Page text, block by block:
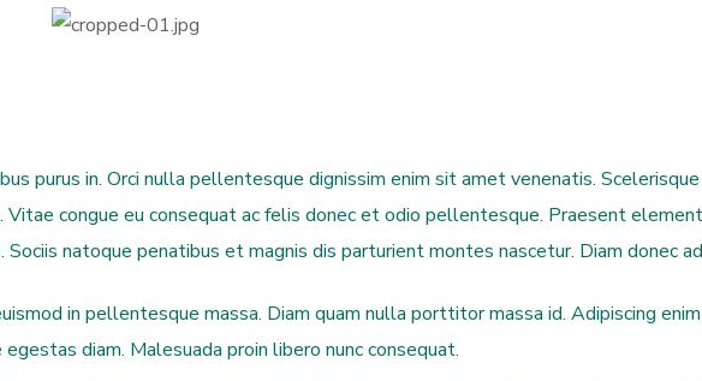
purus in. Orci nulla pellentesque dignissim enim sit amet venenatis.
congue eu consequat ac felis donec et odio pellentesque. Praesent
natoque penatibus et magnis dis parturient montes nascetur. Diam donec
in pellentesque massa. Diam quam nulla porttitor massa id. Adipiscing
diam. Malesuada proin libero nunc consequat.